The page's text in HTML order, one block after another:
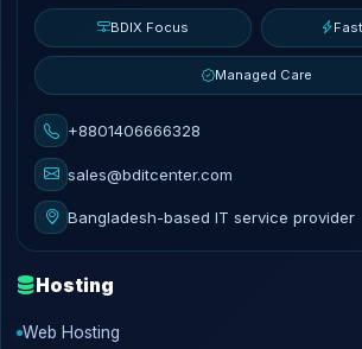
BDIX Focus
Managed Care
+8801406666328
sales@bditcenter.com
Bangladesh-based IT service provider
Hosting
Web Hosting